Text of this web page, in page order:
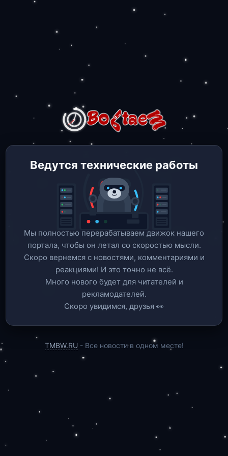
Ведутся технические работы
Мы полностью перерабатываем движок нашего
портала, чтобы он летал со скоростью мысли.
Скоро вернемся c новостями, комментариями и
реакциями! И это точно не всё.
Много нового будет для читателей и
рекламодателей.
Скоро увидимся, друзья 👀
TMBW.RU - Все новости в одном месте!